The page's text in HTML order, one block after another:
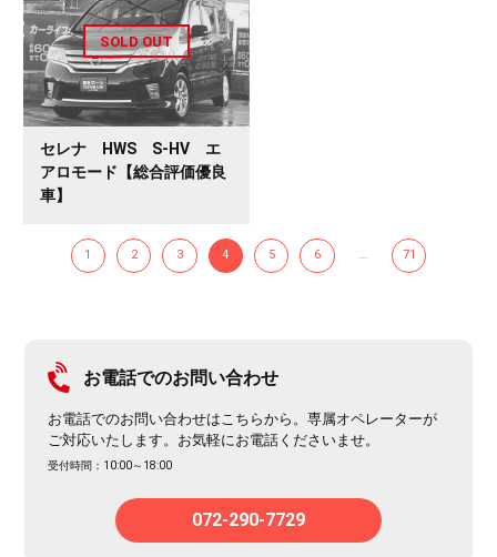
セレナ HWS S-HV エ
アロモード【総合評価優良
車】
1 2 3 4 5 6 … 71
お電話でのお問い合わせ
お電話でのお問い合わせはこちらから。専属オペレーターが
ご対応いたします。お気軽にお電話くださいませ。
受付時間：10:00～18:00
072-290-7729